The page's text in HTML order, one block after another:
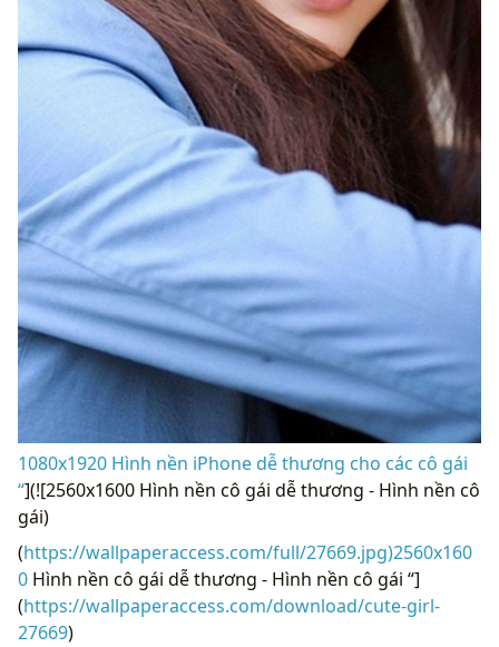
1080x1920 Hình nền iPhone dễ thương cho các cô gái
“](![2560x1600 Hình nền cô gái dễ thương - Hình nền cô
gái)
(https://wallpaperaccess.com/full/27669.jpg)2560x160
0 Hình nền cô gái dễ thương - Hình nền cô gái “]
(https://wallpaperaccess.com/download/cute-girl-
27669)